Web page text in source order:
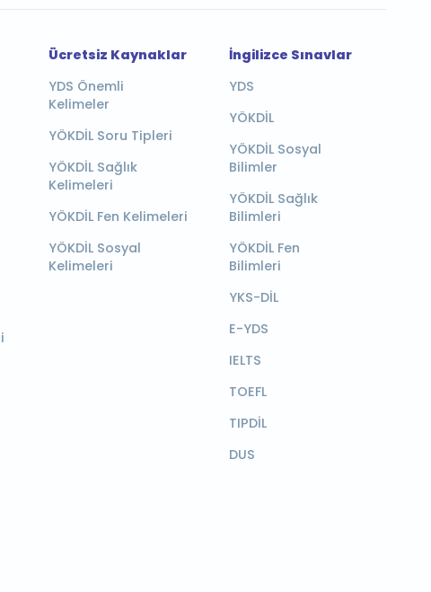
Ücretsiz Kaynaklar
YDS Önemli
Kelimeler
YÖKDİL Soru Tipleri
YÖKDİL Sağlık
Kelimeleri
YÖKDİL Fen Kelimeleri
YÖKDİL Sosyal
Kelimeleri
İngilizce Sınavlar
YDS
YÖKDİL
YÖKDİL Sosyal
Bilimler
YÖKDİL Sağlık
Bilimleri
YÖKDİL Fen
Bilimleri
YKS-DİL
E-YDS
IELTS
TOEFL
TIPDİL
DUS